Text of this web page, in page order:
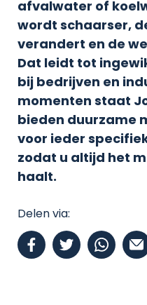
afvalwater of
wordt schaarser,
verandert en de
Dat leidt tot
bij bedrijven en
momenten staat
bieden duurzame
voor ieder
zodat u altijd het
haalt.
Delen via: